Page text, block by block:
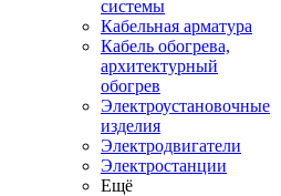
системы
Кабельная арматура
Кабель обогрева,
архитектурный
обогрев
Электроустановочные
изделия
Электродвигатели
Электростанции
Ещё